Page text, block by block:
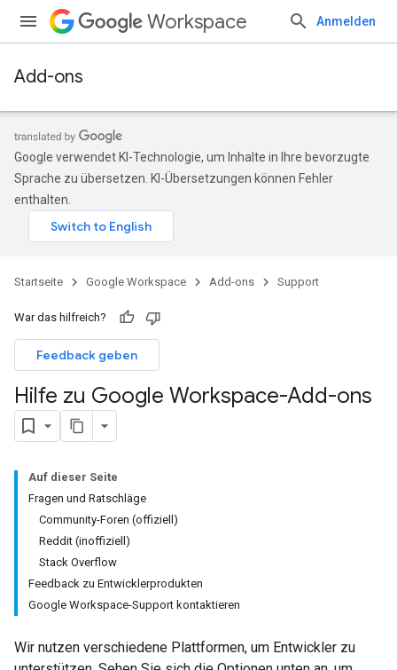
Workspace Anmelden
Add-ons
Google verwendet KI-Technologie, um Inhalte in Ihre bevorzugte
Sprache zu übersetzen. KI-Übersetzungen können Fehler
enthalten.
Startseite Google Workspace Add-ons Support
War das hilfreich?
Feedback geben
Hilfe zu Google Workspace-Add-ons
Auf dieser Seite
Fragen und Ratschläge
Community-Foren (offiziell)
Reddit (inoffiziell)
Stack Overflow
Feedback zu Entwicklerprodukten
Google Workspace-Support kontaktieren
Wir nutzen verschiedene Plattformen, um Entwickler zu